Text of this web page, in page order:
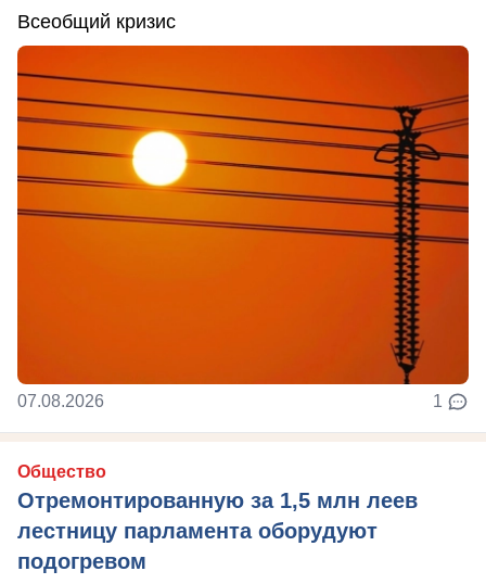
Всеобщий кризис
07.08.2026 1
Общество
Отремонтированную за 1,5 млн леев
лестницу парламента оборудуют
подогревом